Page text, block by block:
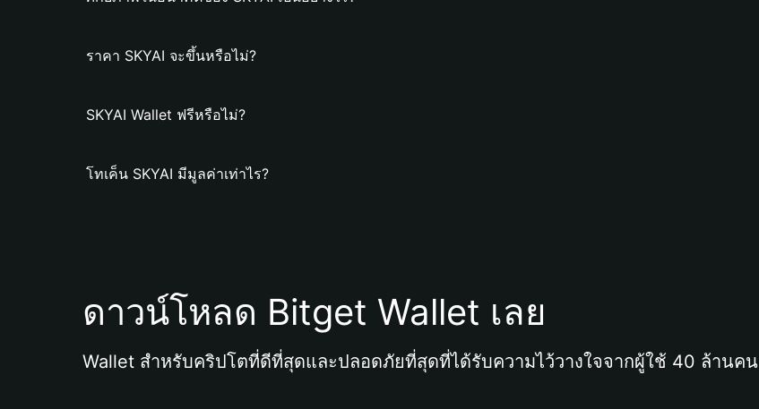
ราคา SKYAI จะขึ้นหรือไม่?
SKYAI Wallet ฟรีหรือไม่?
โทเค็น SKYAI มีมูลค่าเท่าไร?
ดาวน์โหลด Bitget Wallet เลย
Wallet สำหรับคริปโตที่ดีที่สุดและปลอดภัยที่สุดที่ได้รับความไว้วางใจจากผู้ใช้ 40 ล้านคน